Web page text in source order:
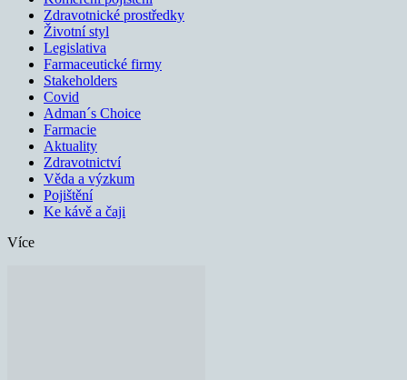
Zdravotnické prostředky
Životní styl
Legislativa
Farmaceutické firmy
Stakeholders
Covid
Adman´s Choice
Farmacie
Aktuality
Zdravotnictví
Věda a výzkum
Pojištění
Ke kávě a čaji
Více